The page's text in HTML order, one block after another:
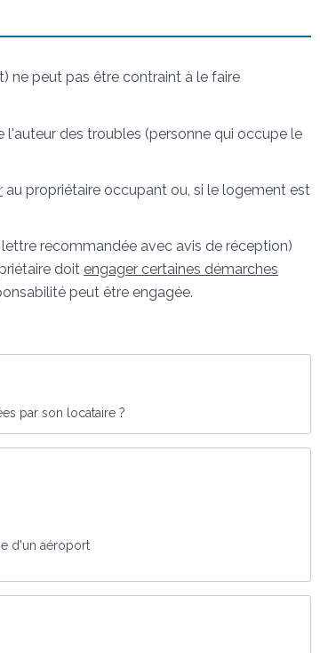
ne peut pas être contraint à le faire
l'auteur des troubles (personne qui occupe le
au propriétaire occupant ou, si le logement est
recommandée avec avis de réception)
doit engager certaines démarches
peut être engagée.
par son locataire ?
d'un aéroport